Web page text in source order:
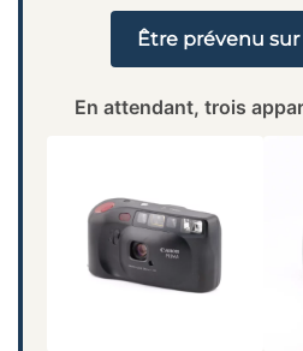
Être prévenu
En attendant, trois